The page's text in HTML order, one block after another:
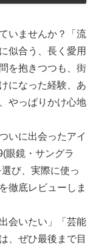
いませんか？「流
似合う、長く愛用
を抱きつつも、街
になった経験、あ
やっぱりかけ心地
いに出会ったアイ
眼鏡・サングラ
び、実際に使っ
徹底レビューしま
会いたい」「芸能
、ぜひ最後まで目